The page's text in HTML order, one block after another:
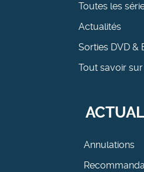
Toutes les
Actualités
Sorties DVD &
Tout savoir
Annulations